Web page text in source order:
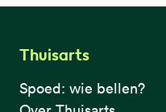
Thuisarts
Spoed: wie bellen?